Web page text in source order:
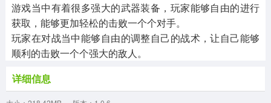
游戏当中有着很多强大的武器装备，玩家能够自由的进行
获取，能够更加轻松的击败一个个对手。
玩家在对战当中能够自由的调整自己的战术，让自己能够
顺利的击败一个个强大的敌人。
详细信息